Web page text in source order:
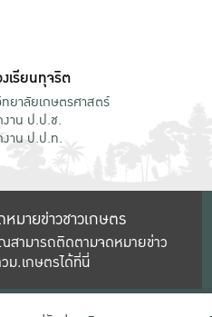
งเรียนทุจริต
ยาลัยเกษตรศาสตร์
าน ป.ป.ช.
าน ป.ป.ท.
มายข่าวชาวเกษตร
สามารถติดตามจดหมายข่าว
ม.เกษตรได้ที่นี่